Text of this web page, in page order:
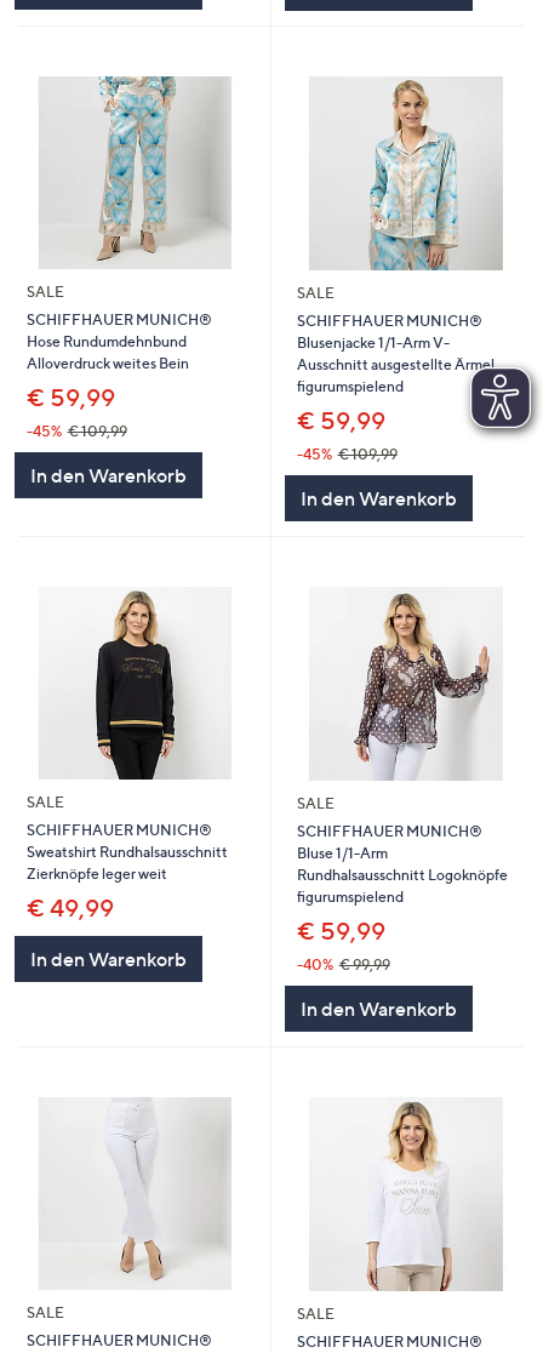
SALE
SCHIFFHAUER MUNICH®
Hose Rundumdehnbund
Alloverdruck weites Bein
€ 59,99
-45% € 109,99
In den Warenkorb
SALE
SCHIFFHAUER MUNICH®
Blusenjacke 1/1-Arm V-
Ausschnitt ausgestellte Ärmel
figurumspielend
€ 59,99
-45% € 109,99
In den Warenkorb
SALE
SCHIFFHAUER MUNICH®
Sweatshirt Rundhalsausschnitt
Zierknöpfe leger weit
€ 49,99
In den Warenkorb
SALE
SCHIFFHAUER MUNICH®
Bluse 1/1-Arm
Rundhalsausschnitt Logoknöpfe
figurumspielend
€ 59,99
-40% € 99,99
In den Warenkorb
SALE
SCHIFFHAUER MUNICH®
SALE
SCHIFFHAUER MUNICH®